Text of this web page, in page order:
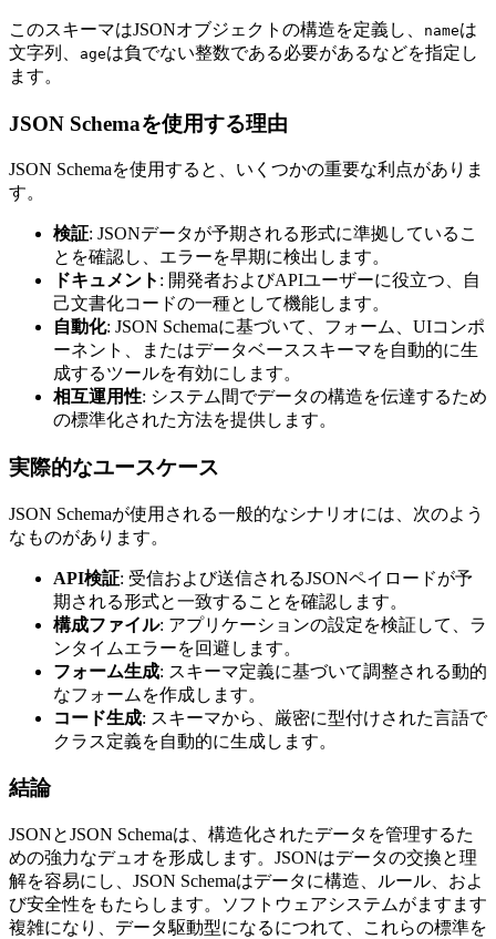
このスキーマはJSONオブジェクトの構造を定義し、 nameは
文字列、
ageは負でない整数である必要があるなどを指定し
ます。
JSON Schemaを使用する理由
JSON Schemaを使用すると、いくつかの重要な利点がありま
す。
検証: JSONデータが予期される形式に準拠しているこ
とを確認し、エラーを早期に検出します。
ドキュメント : 開発者およびAPIユーザーに役立つ、自
己文書化コードの一種として機能します。
自動化: JSON Schemaに基づいて、フォーム、UIコンポ
ーネント、またはデータベーススキーマを自動的に生
成するツールを有効にします。
相互運用性: システム間でデータの構造を伝達するため
の標準化された方法を提供します。
実際的なユースケース
JSON Schemaが使用される一般的なシナリオには、次のよう
なものがあります。
API検証: 受信および送信されるJSONペイロードが予
期される形式と一致することを確認します。
構成ファイル: アプリケーションの設定を検証して、ラ
ンタイムエラーを回避します。
フォーム生成: スキーマ定義に基づいて調整される動的
なフォームを作成します。
コード生成: スキーマから、厳密に型付けされた言語で
クラス定義を自動的に生成します。
結論
JSONとJSON Schemaは、構造化されたデータを管理するた
めの強力なデュオを形成します。JSONはデータの交換と理
解を容易にし、JSON Schemaはデータに構造、ルール、およ
び安全性をもたらします。ソフトウェアシステムがますます
複雑になり、データ駆動型になるにつれて、これらの標準を